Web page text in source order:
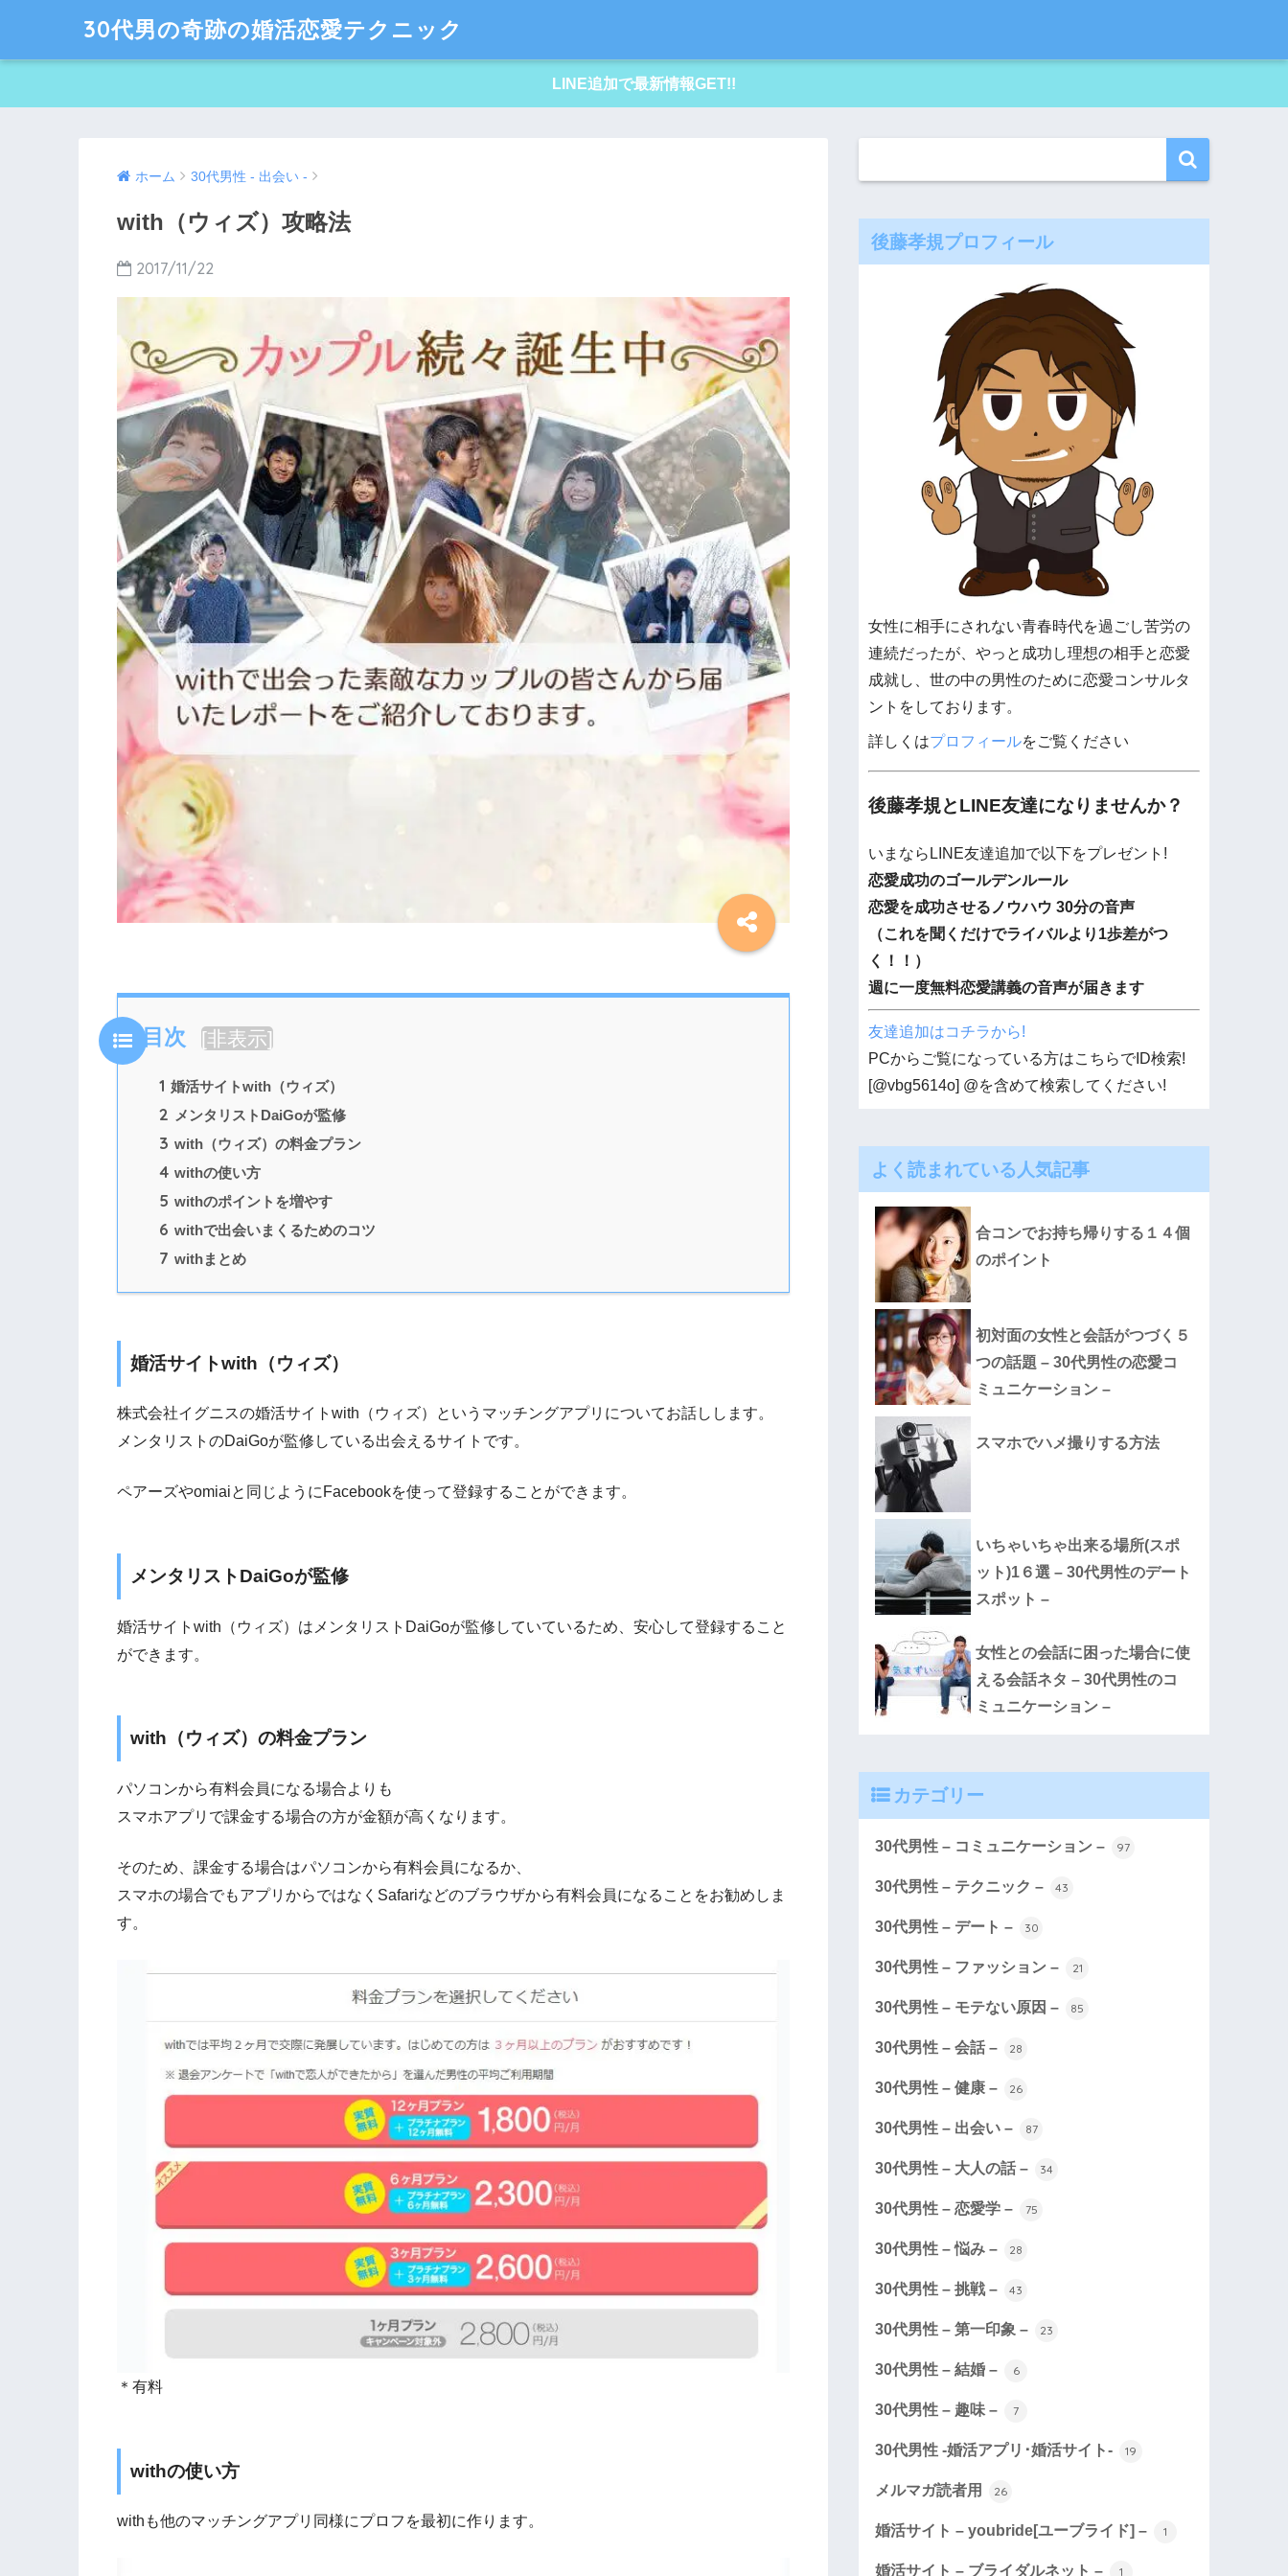
30代男の奇跡の婚活恋愛テクニック
LINE追加で最新情報GET!!
ホーム 30代男性 - 出会い -
with（ウィズ）攻略法
2017/11/22
目次 [非表示]
1 婚活サイトwith（ウィズ）
2 メンタリストDaiGoが監修
3 with（ウィズ）の料金プラン
4 withの使い方
5 withのポイントを増やす
6 withで出会いまくるためのコツ
7 withまとめ
婚活サイトwith（ウィズ）
株式会社イグニスの婚活サイトwith（ウィズ）というマッチングアプリについてお話しします。
メンタリストのDaiGoが監修している出会えるサイトです。
ペアーズやomiaiと同じようにFacebookを使って登録することができます。
メンタリストDaiGoが監修
婚活サイトwith（ウィズ）はメンタリストDaiGoが監修していているため、安心して登録すること
ができます。
with（ウィズ）の料金プラン
パソコンから有料会員になる場合よりも
スマホアプリで課金する場合の方が金額が高くなります。
そのため、課金する場合はパソコンから有料会員になるか、
スマホの場合でもアプリからではなくSafariなどのブラウザから有料会員になることをお勧めしま
す。
＊有料
withの使い方
withも他のマッチングアプリ同様にプロフを最初に作ります。
後藤孝規プロフィール
女性に相手にされない青春時代を過ごし苦労の
連続だったが、やっと成功し理想の相手と恋愛
成就し、世の中の男性のために恋愛コンサルタ
ントをしております。
詳しくはプロフィールをご覧ください
後藤孝規とLINE友達になりませんか？
いまならLINE友達追加で以下をプレゼント!
恋愛成功のゴールデンルール
恋愛を成功させるノウハウ 30分の音声
（これを聞くだけでライバルより1歩差がつ
く！！）
週に一度無料恋愛講義の音声が届きます
友達追加はコチラから!
PCからご覧になっている方はこちらでID検索!
[@vbg5614o] @を含めて検索してください!
よく読まれている人気記事
合コンでお持ち帰りする１４個
のポイント
初対面の女性と会話がつづく５
つの話題 – 30代男性の恋愛コ
ミュニケーション –
スマホでハメ撮りする方法
いちゃいちゃ出来る場所(スポ
ット)1６選 – 30代男性のデート
スポット –
女性との会話に困った場合に使
える会話ネタ – 30代男性のコ
ミュニケーション –
カテゴリー
30代男性 – コミュニケーション – 97
30代男性 – テクニック – 43
30代男性 – デート – 30
30代男性 – ファッション – 21
30代男性 – モテない原因 – 85
30代男性 – 会話 – 28
30代男性 – 健康 – 26
30代男性 – 出会い – 87
30代男性 – 大人の話 – 34
30代男性 – 恋愛学 – 75
30代男性 – 悩み – 28
30代男性 – 挑戦 – 43
30代男性 – 第一印象 – 23
30代男性 – 結婚 – 6
30代男性 – 趣味 – 7
30代男性 -婚活アプリ･婚活サイト- 19
メルマガ読者用 26
婚活サイト – youbride[ユーブライド] – 1
婚活サイト – ブライダルネット – 1